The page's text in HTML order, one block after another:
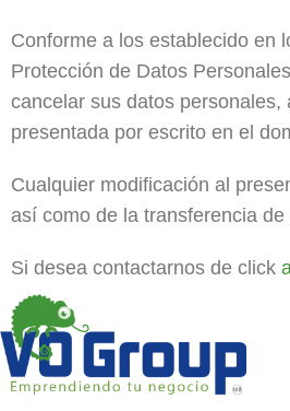
Conforme a los establecido en
Protección de Datos
cancelar sus datos
presentada por escrito en el
Cualquier modificación al
así como de la transferencia
Si desea contactarnos de click